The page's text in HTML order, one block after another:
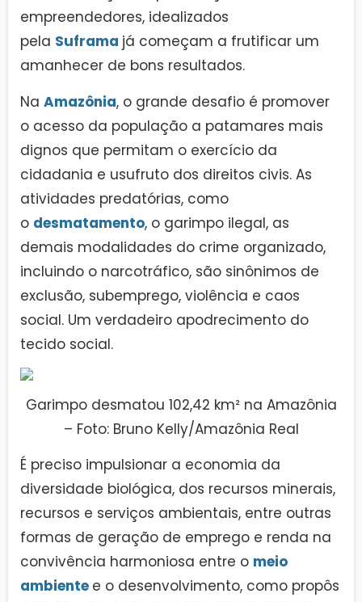
empreendedores, idealizados
pela Suframa já começam a frutificar um
amanhecer de bons resultados.
Na Amazônia, o grande desafio é promover
o acesso da população a patamares mais
dignos que permitam o exercício da
cidadania e usufruto dos direitos civis. As
atividades predatórias, como
o desmatamento, o garimpo ilegal, as
demais modalidades do crime organizado,
incluindo o narcotráfico, são sinônimos de
exclusão, subemprego, violência e caos
social. Um verdadeiro apodrecimento do
tecido social.
Garimpo desmatou 102,42 km² na Amazônia
– Foto: Bruno Kelly/Amazônia Real
É preciso impulsionar a economia da
diversidade biológica, dos recursos minerais,
recursos e serviços ambientais, entre outras
formas de geração de emprego e renda na
convivência harmoniosa entre o meio
ambiente e o desenvolvimento, como propôs